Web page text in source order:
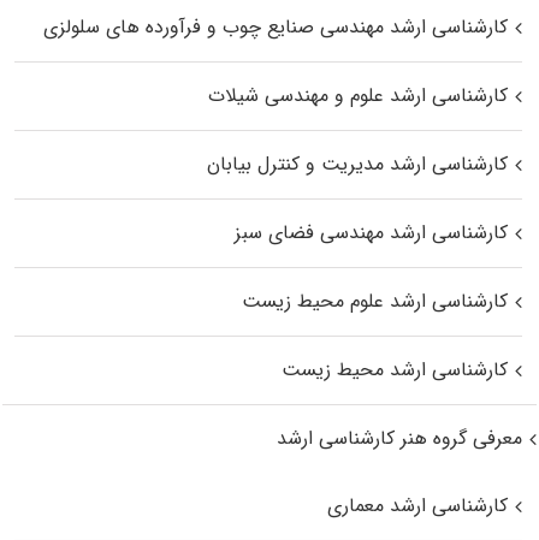
کارشناسی ارشد مهندسی صنایع چوب و فرآورده‌ های سلولزی
کارشناسی ارشد علوم و مهندسی شیلات
کارشناسی ارشد مدیریت و کنترل بیابان
کارشناسی ارشد مهندسی فضای سبز
کارشناسی ارشد علوم محیط‌ زیست
کارشناسی ارشد محیط زیست
معرفی گروه هنر کارشناسی ارشد
کارشناسی ارشد معماری